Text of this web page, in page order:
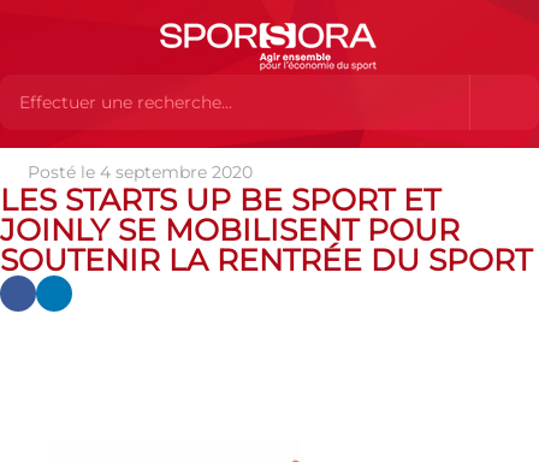
Actualités Actualités Actualités des MEMBRES
STARTS UP BE SPORT ET JOINLY SE MOBILISENT POUR SOUTENIR
LA RENTRÉE DU SPORT
Posté le 4 septembre 2020
LES STARTS UP BE SPORT ET
JOINLY SE MOBILISENT POUR
SOUTENIR LA RENTRÉE DU SPORT